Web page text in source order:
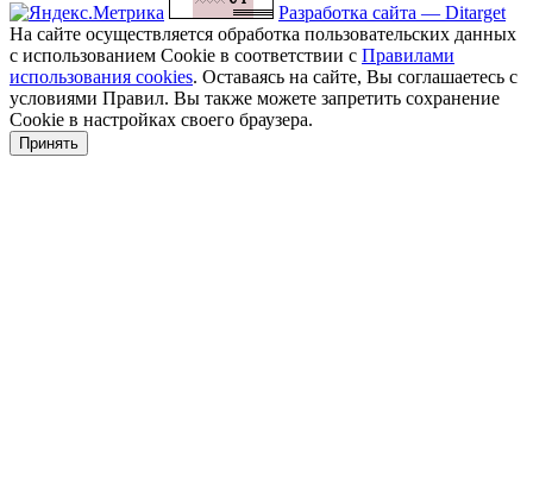
Разработка сайта — Ditarget
На сайте осуществляется обработка пользовательских данных
с использованием Cookie в соответствии с Правилами
использования cookies. Оставаясь на сайте, Вы соглашаетесь с
условиями Правил. Вы также можете запретить сохранение
Cookie в настройках своего браузера.
Принять